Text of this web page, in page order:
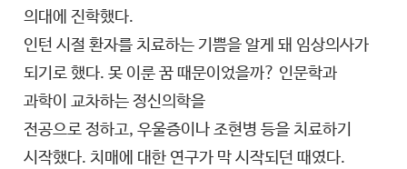
의대에 진학했다.
인턴 시절 환자를 치료하는 기쁨을 알게 돼 임상의사가
되기로 했다. 못 이룬 꿈 때문이었을까? 인문학과
과학이 교차하는 정신의학을
전공으로 정하고, 우울증이나 조현병 등을 치료하기
시작했다. 치매에 대한 연구가 막 시작되던 때였다.